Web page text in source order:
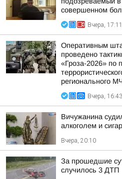
совершенном
Вчера, 17:11
Оперативным
проведено
«Гроза-2026» по
регионального
Вчера, 16:43
Вичужанина
алкоголем и
Вчера, 20:10
За прошедшие
случилось 3 ДТП